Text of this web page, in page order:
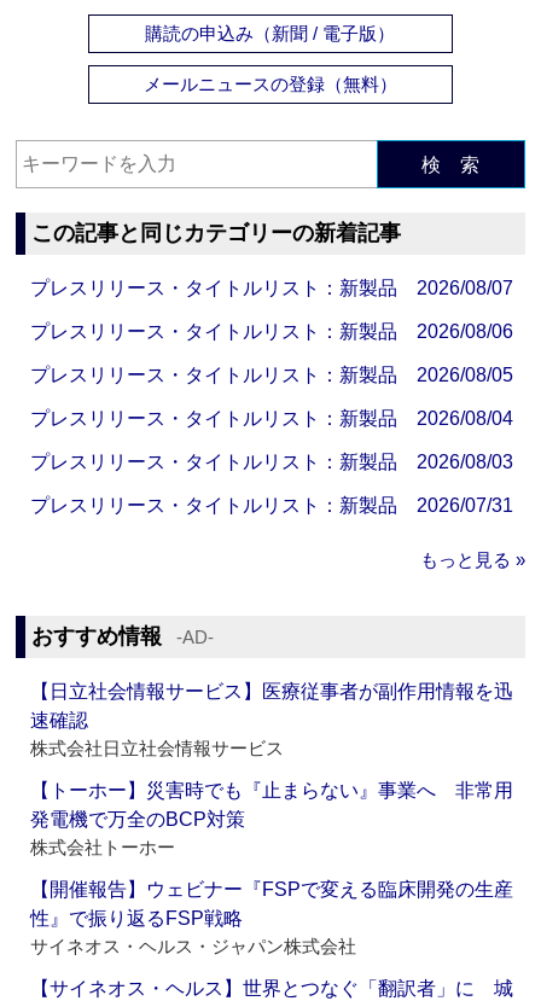
購読の申込み（新聞 / 電子版）
メールニュースの登録（無料）
検 索
この記事と同じカテゴリーの新着記事
プレスリリース・タイトルリスト：新製品 2026/08/07
プレスリリース・タイトルリスト：新製品 2026/08/06
プレスリリース・タイトルリスト：新製品 2026/08/05
プレスリリース・タイトルリスト：新製品 2026/08/04
プレスリリース・タイトルリスト：新製品 2026/08/03
プレスリリース・タイトルリスト：新製品 2026/07/31
もっと見る »
おすすめ情報 ‐AD‐
【日立社会情報サービス】医療従事者が副作用情報を迅
速確認
株式会社日立社会情報サービス
【トーホー】災害時でも『止まらない』事業へ 非常用
発電機で万全のBCP対策
株式会社トーホー
【開催報告】ウェビナー『FSPで変える臨床開発の生産
性』で振り返るFSP戦略
サイネオス・ヘルス・ジャパン株式会社
【サイネオス・ヘルス】世界とつなぐ「翻訳者」に 城